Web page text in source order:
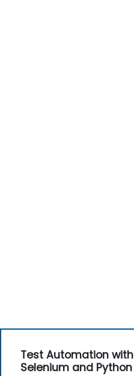
Test Automation with
Selenium and Python